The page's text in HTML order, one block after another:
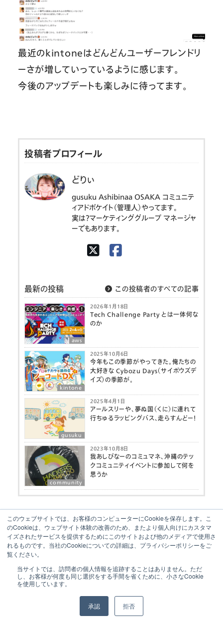
このウェブサイトでは、お客様のコンピューターにCookieを保存します。こ
のCookieは、ウェブサイト体験の改善のため、またより個人向けにカスタマ
イズされたサービスを提供するためにこのサイトおよび他のメディアで使用さ
れるものです。当社のCookieについての詳細は、プライバシーポリシーをご
覧ください。
当サイトでは、訪問者の個人情報を追跡することはありません。ただ
し、お客様が何度も同じ選択をする手間を省くために、小さなCookie
を使用しています。
承認 拒否
最近のkintoneはどんどんユーザーフレンドリ
ーさが増していっているように感じます。
今後のアップデートも楽しみに待ってます。
投稿者プロフィール
どりぃ
gusuku Ashibinaa OSAKA コミュニテ
ィアドボケイト（管理人）やってます。
実は？マーケティンググループ マネージャ
ーでもあります。
最新の投稿 この投稿者のすべての記事
aws
2026年1月18日
Tech Challenge Party とは一体何な
のか
kintone
2025年10月6日
今年もこの季節がやってきた。俺たちの
大好きな Cybozu Days（サイボウズデ
イズ）の季節が。
gusuku
2025年4月1日
アールスリーや、夢ぬ国（くに）に連れて
行ちゅるラッピングバス、走らすんどー！
community
2023年10月8日
我あしびなーのコミュマネ、沖縄のテッ
クコミュニティイベントに参加して何を
思うか
関連投稿:
10月のkintoneアップデートもIT初心者が
チェックします
対策の工夫で差がつく！kintone 認定エキ